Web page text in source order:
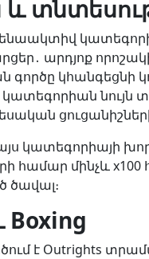
արդյոք
կհանգեցնի
կատեգորիան
կատեգորիայի
համար մինչև
ծավալ։
է Outrights